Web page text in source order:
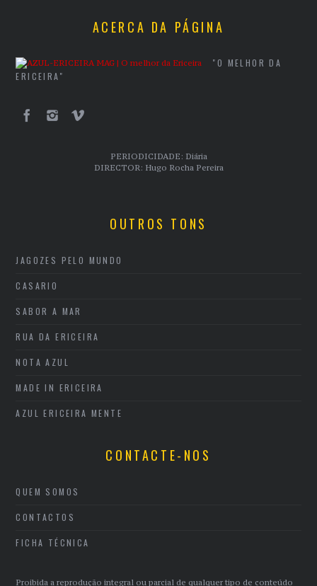
ACERCA DA PÁGINA
"O MELHOR DA
ERICEIRA"
PERIODICIDADE: Diária
DIRECTOR: Hugo Rocha Pereira
OUTROS TONS
JAGOZES PELO MUNDO
CASARIO
SABOR A MAR
RUA DA ERICEIRA
NOTA AZUL
MADE IN ERICEIRA
AZUL ERICEIRA MENTE
CONTACTE-NOS
QUEM SOMOS
CONTACTOS
FICHA TÉCNICA
Proibida a reprodução integral ou parcial de qualquer tipo de conteúdo